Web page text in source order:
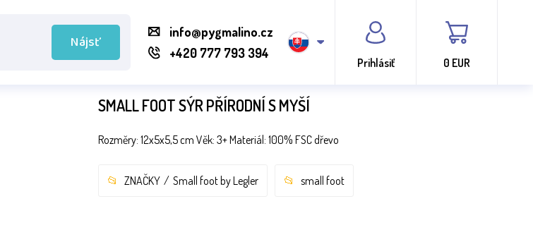
Nájsť
info@pygmalino.cz
+420 777 793 394
Prihlásiť 0 EUR
SMALL FOOT SÝR PŘÍRODNÍ S MYŠÍ
Rozměry: 12x5x5,5 cm Věk: 3+ Materiál: 100% FSC dřevo
ZNAČKY Small foot by Legler small foot